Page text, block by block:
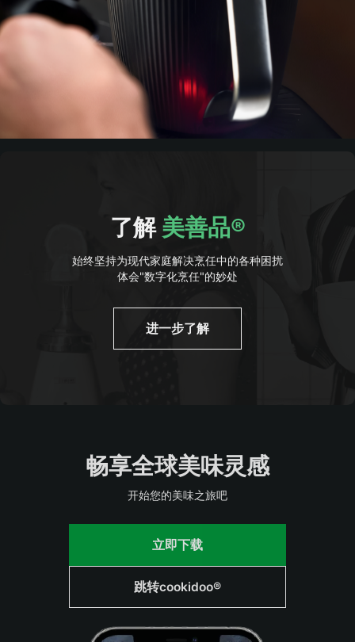
了解 美善品®
始终坚持为现代家庭解决烹任中的各种困扰
体会"数字化烹任"的妙处
进一步了解
畅享全球美味灵感
开始您的美味之旅吧
立即下载
跳转cookidoo®